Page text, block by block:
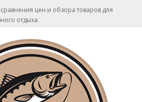
цен и обзора товаров для
отдыха.